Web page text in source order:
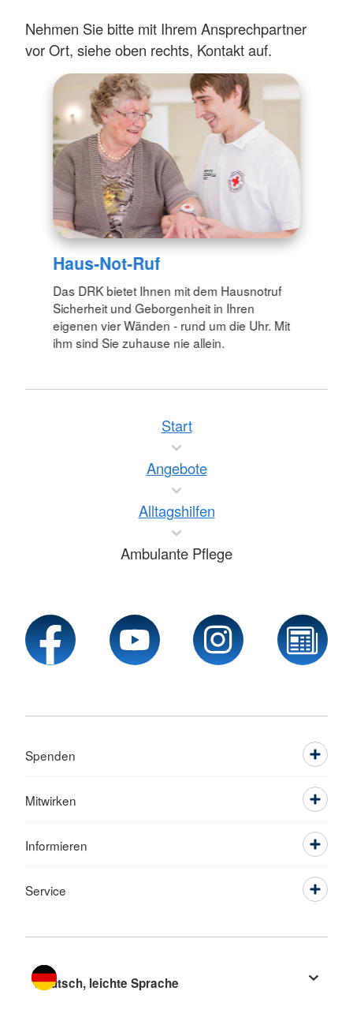
Nehmen Sie bitte mit Ihrem Ansprechpartner
vor Ort, siehe oben rechts, Kontakt auf.
Haus-Not-Ruf
Das DRK bietet Ihnen mit dem Hausnotruf
Sicherheit und Geborgenheit in Ihren
eigenen vier Wänden - rund um die Uhr. Mit
ihm sind Sie zuhause nie allein.
Start
Angebote
Alltagshilfen
Ambulante Pflege
Spenden
Mitwirken
Informieren
Service
Sprache wechseln zu